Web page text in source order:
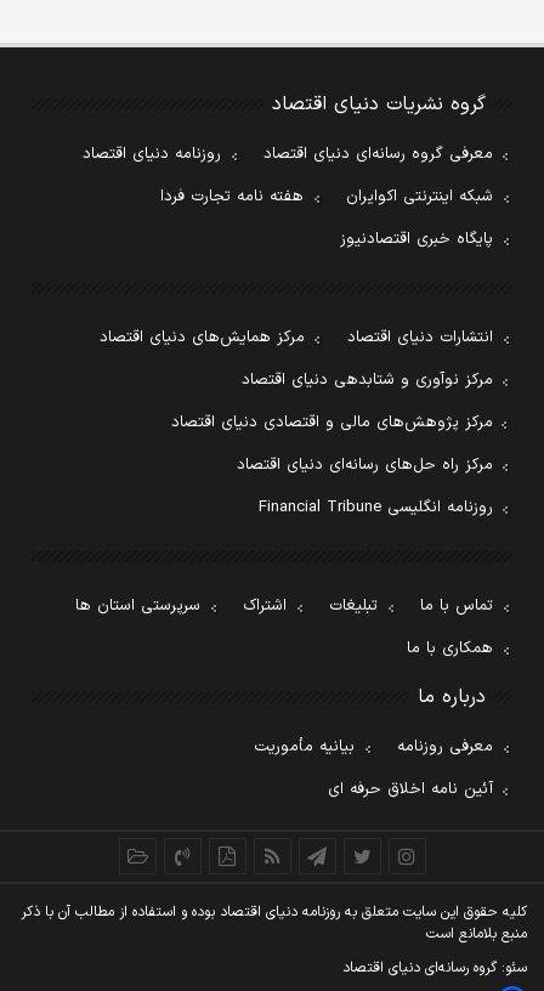
گروه نشریات دنیای اقتصاد
معرفی گروه رسانه‌ای دنیای اقتصاد
روزنامه دنیای اقتصاد
شبکه اینترنتی اکوایران
هفته نامه تجارت فردا
پایگاه خبری اقتصادنیوز
انتشارات دنیای اقتصاد
مرکز همایش‌های دنیای اقتصاد
مرکز نوآوری و شتابدهی دنیای اقتصاد
مرکز پژوهش‌های مالی و اقتصادی دنیای اقتصاد
مرکز راه حل‌های رسانه‌ای دنیای اقتصاد
روزنامه انگلیسی Financial Tribune
تماس با ما تبلیغات اشتراک
سرپرستی استان ها
همکاری با ما
درباره ما
معرفی روزنامه
بیانیه مأموریت
آئین نامه اخلاق حرفه ای
کليه حقوق اين سايت متعلق به روزنامه دنيای اقتصاد بوده و استفاده از مطالب آن با ذکر
منبع بلامانع است
سئو: گروه رسانه‌ای دنیای اقتصاد